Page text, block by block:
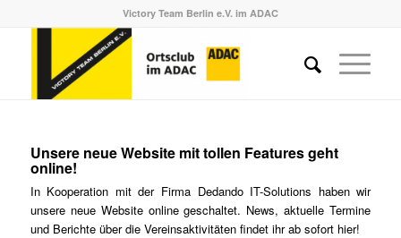
Victory Team Berlin e.V. im ADAC
Unsere neue Website mit tollen Features geht
online!
In Kooperation mit der Firma Dedando IT-Solutions haben wir
unsere neue Website online geschaltet. News, aktuelle Termine
und Berichte über die Vereinsaktivitäten findet ihr ab sofort hier!